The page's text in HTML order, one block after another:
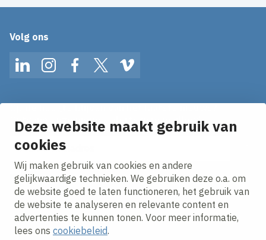
Deze website maakt gebruik van
cookies
Wij maken gebruik van cookies en andere
gelijkwaardige technieken. We gebruiken deze o.a. om
de website goed te laten functioneren, het gebruik van
de website te analyseren en relevante content en
advertenties te kunnen tonen. Voor meer informatie,
lees ons cookiebeleid.
Volg ons
LinkedInInstagramFacebookTwitterVimeo
Ontvang onze nieuws alerts in je mailbox!
E-mailadres
Ik ga akkoord met hetprivacy statement.